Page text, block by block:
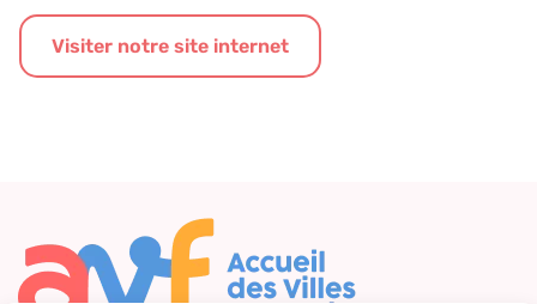
Visiter notre site internet